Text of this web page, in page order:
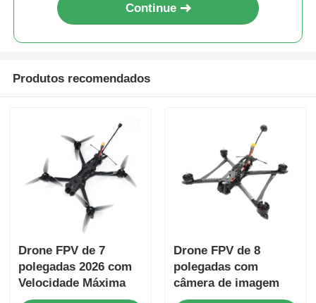
Continue
Produtos recomendados
Drone FPV de 7
polegadas 2026 com
Velocidade Máxima
de 50 km/h e
Drone FPV de 8
polegadas com
câmera de imagem
térmica 4K UHD 50 kg